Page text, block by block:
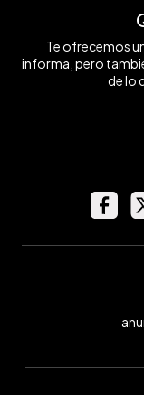
Te ofrecemos
informa, pero
de lo